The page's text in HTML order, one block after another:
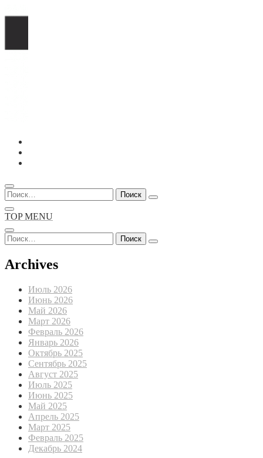
Перейти
содержимому
Найти:
TOP MENU
Найти:
Archives
Июль 2026
Июнь 2026
Май 2026
Март 2026
Февраль 2026
Январь 2026
Октябрь 2025
Сентябрь 2025
Август 2025
Июль 2025
Июнь 2025
Май 2025
Апрель 2025
Март 2025
Февраль 2025
Декабрь 2024